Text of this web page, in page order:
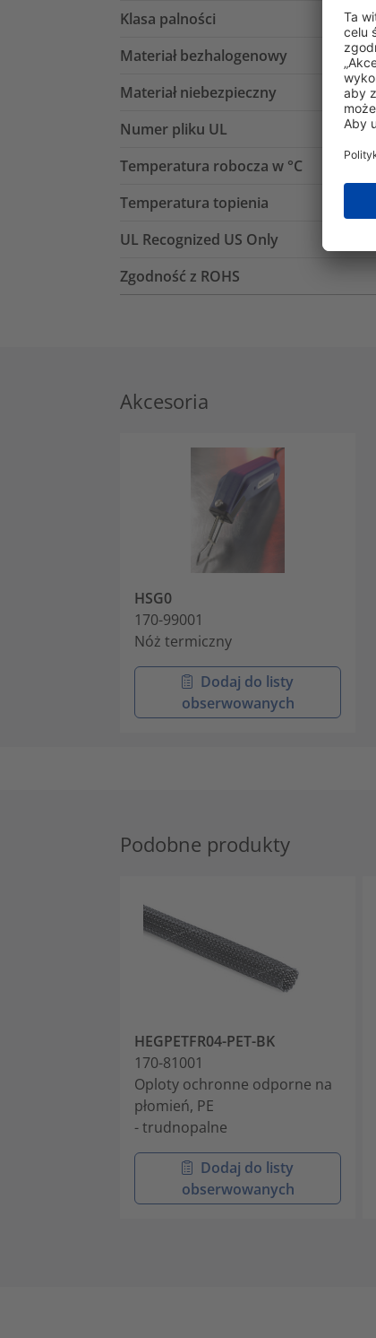
Klasa palności
Materiał bezhalogenowy
Materiał niebezpieczny
Numer pliku UL
Temperatura robocza w °C
Temperatura topienia
UL Recognized US Only
Zgodność z ROHS
Akcesoria
HSG0
170-99001
Nóż termiczny
Dodaj do listy
obserwowanych
Podobne produkty
HEGPETFR04-PET-BK
170-81001
Oploty ochronne odporne na
płomień, PE
- trudnopalne
Dodaj do listy
obserwowanych